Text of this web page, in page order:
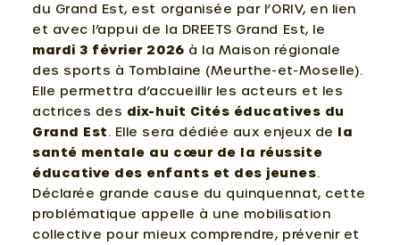
du Grand Est, est organisée par l’ORIV, en lien
et avec l’appui de la DREETS Grand Est, le
mardi 3 février 2026 à la Maison régionale
des sports à Tomblaine (Meurthe-et-Moselle).
Elle permettra d’accueillir les acteurs et les
actrices des dix-huit Cités éducatives du
Grand Est. Elle sera dédiée aux enjeux de la
santé mentale au cœur de la réussite
éducative des enfants et des jeunes.
Déclarée grande cause du quinquennat, cette
problématique appelle à une mobilisation
collective pour mieux comprendre, prévenir et